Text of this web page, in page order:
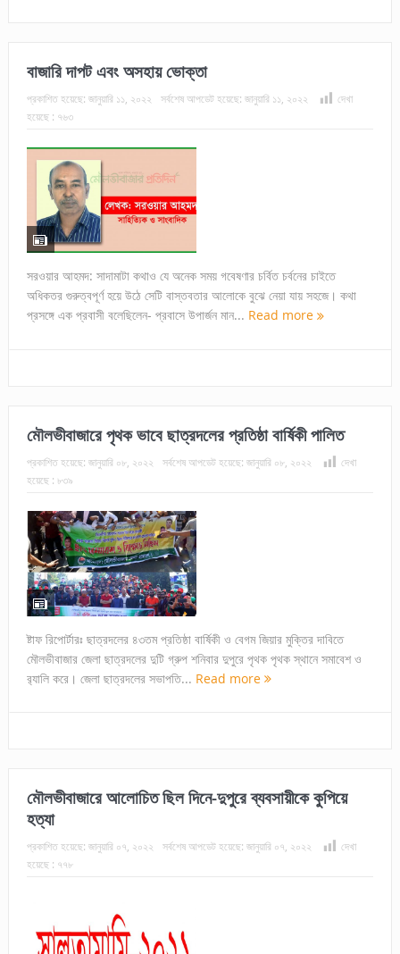
বাজারি দাপট এবং অসহায় ভোক্তা
প্রকাশিত হয়েছে: জানুয়ারি ১১, ২০২২ সর্বশেষ আপডেট হয়েছে: জানুয়ারি ১১, ২০২২
দেখা
হয়েছে : ৭৬৩
সরওয়ার আহমদ: সাদামাটা কথাও যে অনেক সময় গবেষণার চর্বিত চর্বনের চাইতে
অধিকতর গুরুত্বপূর্ণ হয়ে উঠে সেটি বাস্তবতার আলোকে বুঝে নেয়া যায় সহজে। কথা
প্রসঙ্গে এক প্রবাসী বলেছিলেন- প্রবাসে উপার্জন মান... Read more
মৌলভীবাজারে পৃথক ভাবে ছাত্রদলের প্রতিষ্ঠা বার্ষিকী পালিত
প্রকাশিত হয়েছে: জানুয়ারি ০৮, ২০২২ সর্বশেষ আপডেট হয়েছে: জানুয়ারি ০৮, ২০২২
দেখা
হয়েছে : ৮৩৯
ষ্টাফ রিপোর্টারঃ ছাত্রদলের ৪৩তম প্রতিষ্ঠা বার্ষিকী ও বেগম জিয়ার মুক্তির দাবিতে
মৌলভীবাজার জেলা ছাত্রদলের দুটি গ্রুপ শনিবার দুপুরে পৃথক পৃথক স্থানে সমাবেশ ও
র‌্যালি করে। জেলা ছাত্রদলের সভাপতি... Read more
মৌলভীবাজারে আলোচিত ছিল দিনে-দুপুরে ব্যবসায়ীকে কুপিয়ে
হত্যা
প্রকাশিত হয়েছে: জানুয়ারি ০৭, ২০২২ সর্বশেষ আপডেট হয়েছে: জানুয়ারি ০৭, ২০২২
দেখা
হয়েছে : ৭৭৮